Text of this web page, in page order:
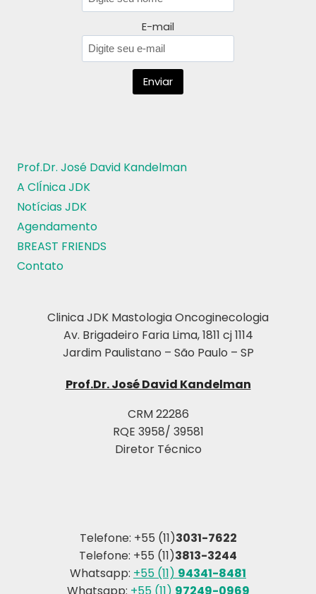
E-mail
Prof.Dr. José David Kandelman
A ClÍnica JDK
Notícias JDK
Agendamento
BREAST FRIENDS
Contato
Clinica JDK Mastologia Oncoginecologia
Av. Brigadeiro Faria Lima, 1811 cj 1114
Jardim Paulistano – São Paulo – SP
Prof.Dr. José David Kandelman
CRM 22286
RQE 3958/ 39581
Diretor Técnico
Telefone: +55 (11)3031-7622
Telefone: +55 (11)3813-3244
Whatsapp: +55 (11) 94341-8481